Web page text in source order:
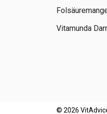
Vitamunda
© 2026